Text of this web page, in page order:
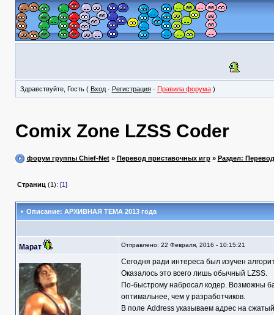
Здравствуйте, Гость ( Вход· Регистрация· Правила форума)
Comix Zone LZSS Coder
форум группы Chief-Net» Перевод приставочных игр» Раздел:
Страниц (1): [1]
Описание: АРХИВНАЯ ТЕМА 2013 года
Марат Отправлено: 22 Февраля, 2016 - 10:15:21
Сегодня ради интереса был изучен
Оказалось это всего лишь обычный LZSS.
По-быстрому набросал кодер. Возможны
оптимальнее, чем у разработчиков.
В поле Address указываем адрес на